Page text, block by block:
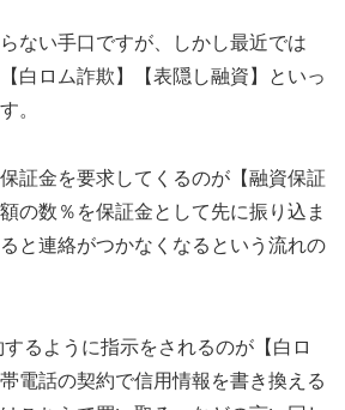
ない手口ですが、しかし最近では
白ロム詐欺】【表隠し融資】といっ
。
証金を要求してくるのが【融資保証
の数％を保証金として先に振り込ま
と連絡がつかなくなるという流れの
るように指示をされるのが【白ロ
電話の契約で信用情報を書き換える